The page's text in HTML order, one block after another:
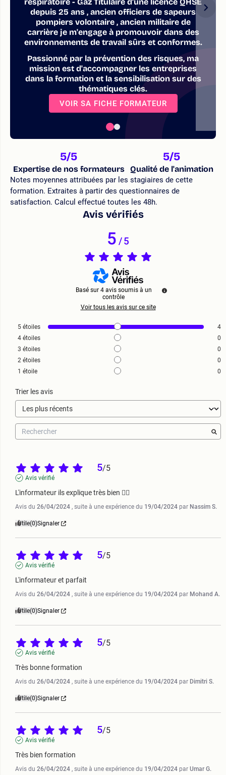
depuis 25 ans , ancien officiers de sapeurs
pompiers volontaire , ancien militaire de
carrière je m'engage à promouvoir dans des
environnements de travail sûrs et conformes.
Passionné par la prévention des risques, ma
mission est d'accompagner les entreprises
dans la formation et la sensibilisation sur des
thématiques clés.
VOIR SA FICHE FORMATEUR
5/5
Expertise de nos formateurs
5/5
Qualité de l'animation
Notes moyennes attribuées par les stagiaires de cette
formation. Extraites à partir des questionnaires de
satisfaction. Calcul effectué toutes les 48h.
Avis vérifiés
5/5
Basé sur 4 avis soumis à un
contrôle
Voir tous les avis sur ce site
5 étoiles
4
4 étoiles
0
3 étoiles
0
2 étoiles
0
1 étoile 0
Trier les avis
5/5
Avis vérifié
L'informateur ils explique très bien 👍🏼
Avis du 26/04/2024 , suite à une expérience du 19/04/2024 par Nassim S.
Utile(0)Signaler
5/5
Avis vérifié
L'informateur et parfait
Avis du 26/04/2024 , suite à une expérience du 19/04/2024 par Mohand A.
Utile(0)Signaler
5/5
Avis vérifié
Très bonne formation
Avis du 26/04/2024 , suite à une expérience du 19/04/2024 par Dimitri S.
Utile(0)Signaler
5/5
Avis vérifié
Très bien formation
Avis du 26/04/2024 , suite à une expérience du 19/04/2024 par Umar G.